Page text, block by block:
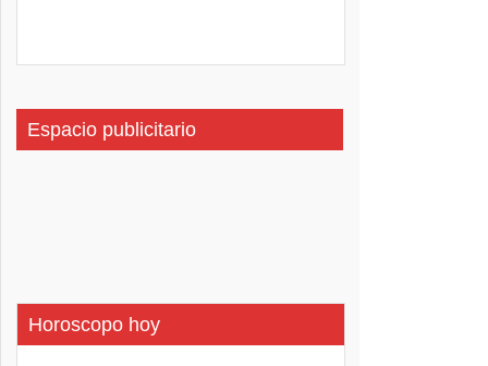
Espacio publicitario
Horoscopo hoy